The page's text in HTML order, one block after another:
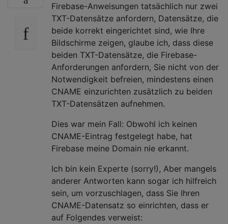
Firebase-Anweisungen tatsächlich nur zwei
TXT-Datensätze anfordern, Datensätze, die
beide korrekt eingerichtet sind, wie Ihre
Bildschirme zeigen, glaube ich, dass diese
beiden TXT-Datensätze, die Firebase-
Anforderungen anfordern, Sie nicht von der
Notwendigkeit befreien, mindestens einen
CNAME einzurichten zusätzlich zu beiden
TXT-Datensätzen aufnehmen.
Dies war mein Fall: Obwohl ich keinen
CNAME-Eintrag festgelegt habe, hat
Firebase meine Domain nie erkannt.
Ich bin kein Experte (sorry!), Aber mangels
anderer Antworten kann sogar ich hilfreich
sein, um vorzuschlagen, dass Sie Ihren
CNAME-Datensatz so einrichten, dass er
auf Folgendes verweist: